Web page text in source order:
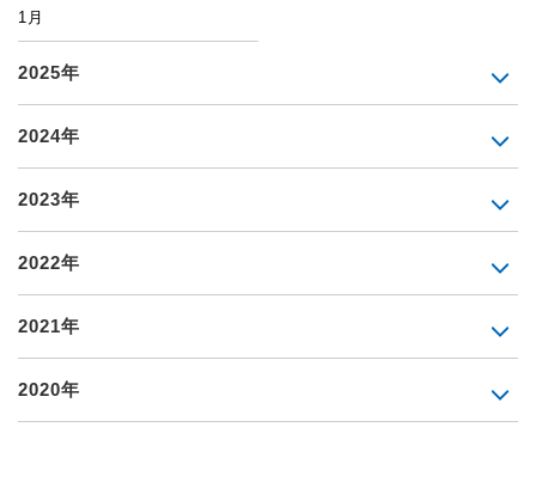
1月
2025年
2024年
2023年
2022年
2021年
2020年